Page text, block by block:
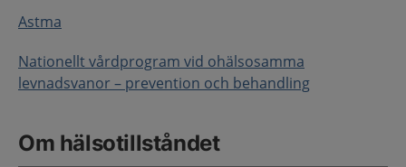
Astma
Nationellt vårdprogram vid ohälsosamma
levnadsvanor – prevention och behandling
Om hälsotillståndet